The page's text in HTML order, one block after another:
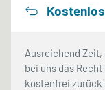
Ausreichend Zeit,
bei uns das
kostenfrei zurück